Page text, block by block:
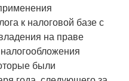
к налоговой базе с
на праве
были